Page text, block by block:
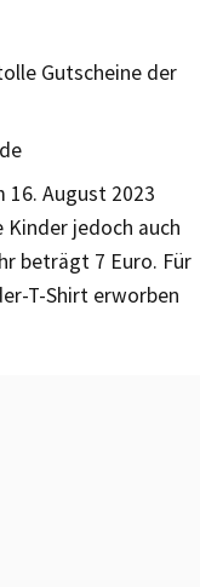
Gutscheine der
16. August 2023
jedoch auch
beträgt 7 Euro. Für
T-Shirt erworben